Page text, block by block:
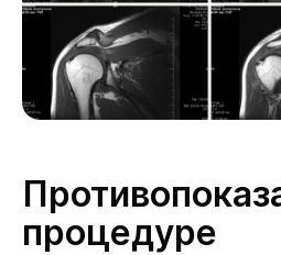
процедуре